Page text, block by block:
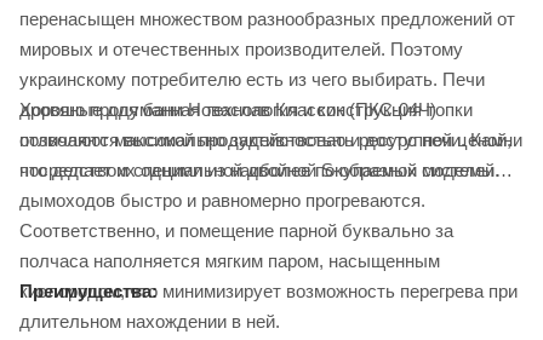
перенасыщен множеством разнообразных предложений от
мировых и отечественных производителей. Поэтому
украинскому потребителю есть из чего выбирать. Печи
дровяные для бани Новаслав Классик (ПКС-04Ч)
отличаются высокой продуктивностью и доступной ценой,
что делает их одними из наиболее покупаемых моделей.
Хорошо продуманная технология и конструкция топки
позволяют максимально задействовать ресурс печи. Камни
посредством специальной двойной S-образной системы
дымоходов быстро и равномерно прогреваются.
Соответственно, и помещение парной буквально за
полчаса наполняется мягким паром, насыщенным
кислородом, что минимизирует возможность перегрева при
длительном нахождении в ней.
Преимущества: